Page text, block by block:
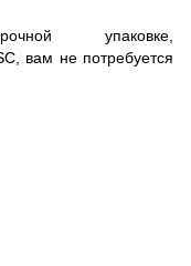
упаковке,
вам не потребуется